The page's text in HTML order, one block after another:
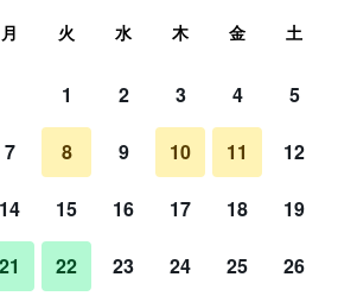
月 火 水 木 金 土
1 2 3 4 5
7 8 9 10 11 12
14 15 16 17 18 19
21 22 23 24 25 26